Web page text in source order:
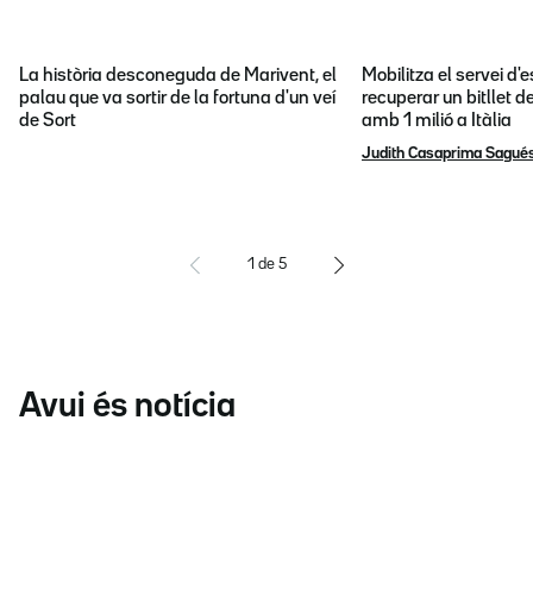
La història desconeguda de Marivent, el
palau que va sortir de la fortuna d'un veí
de Sort
Mobilitza el servei
recuperar un bitllet
amb 1 milió a Itàlia
Judith Casaprima
1 de 5
Avui és notícia